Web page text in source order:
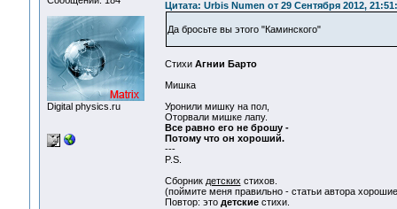
Digital physics.ru
Цитата: Urbis Numen от 29 Сентября 2012,
Да бросьте вы этого "Каминского"
Стихи Агнии Барто
Мишка
Уронили мишку на пол,
Оторвали мишке лапу.
Все равно его не брошу -
Потому что он хороший.
---
P.S.
Сборник детских стихов.
(поймите меня правильно - статьи автора
Повтор: это детскиестихи.